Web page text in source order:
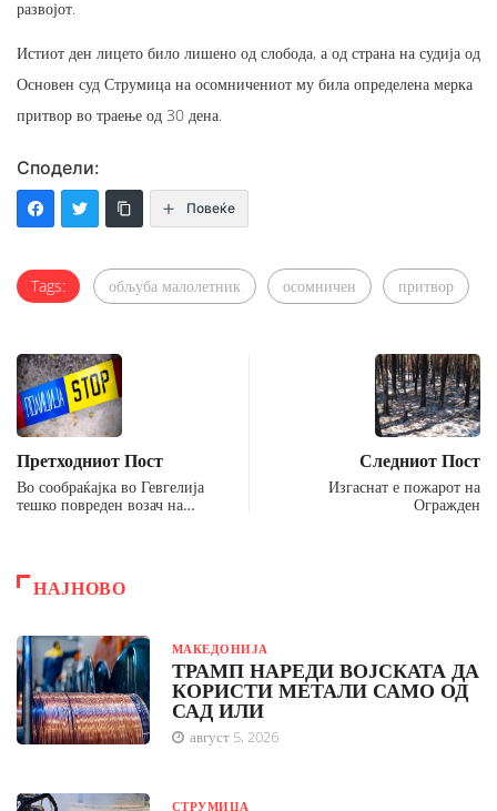
развојот.
Истиот ден лицето било лишено од слобода, а од страна на судија од
Основен суд Струмица на осомничениот му била определена мерка
притвор во траење од 30 дена.
Сподели:
Повеќе
Tags: обљуба малолетник осомничен притвор
Претходниот Пост
Во сообраќајка во Гевгелија
тешко повреден возач на…
Следниот Пост
Изгаснат е пожарот на
Огражден
НАЈНОВО
МАКЕДОНИЈА
ТРАМП НАРЕДИ ВОЈСКАТА ДА
КОРИСТИ МЕТАЛИ САМО ОД
САД ИЛИ
август 5, 2026
СТРУМИЦА